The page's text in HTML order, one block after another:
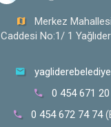
Merkez
Caddesi No:1/ 1
0 454 671
0 454 672 74 74